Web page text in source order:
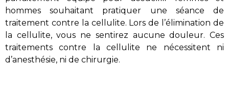
hommes souhaitant pratiquer une séance de
traitement contre la cellulite. Lors de l’élimination de
la cellulite, vous ne sentirez aucune douleur. Ces
traitements contre la cellulite ne nécessitent ni
d’anesthésie, ni de chirurgie.